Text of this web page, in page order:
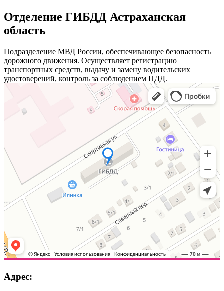
Отделение ГИБДД Астраханская
область
Подразделение МВД России, обеспечивающее безопасность
дорожного движения. Осуществляет регистрацию
транспортных средств, выдачу и замену водительских
удостоверений, контроль за соблюдением ПДД.
Адрес: